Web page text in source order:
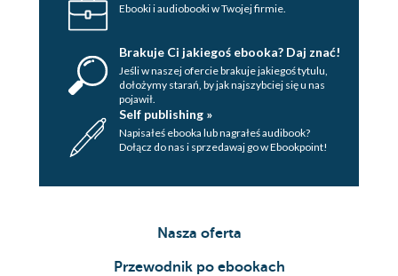
Ebooki i audiobooki w Twojej firmie.
Brakuje Ci jakiegoś ebooka? Daj znać!
Jeśli w naszej ofercie brakuje jakiegoś tytulu,
dołożymy starań, by jak najszybciej się u nas
pojawił.
Self publishing »
Napisałeś ebooka lub nagrałeś audibook?
Dołącz do nas i sprzedawaj go w Ebookpoint!
Nasza oferta
Przewodnik po ebookach